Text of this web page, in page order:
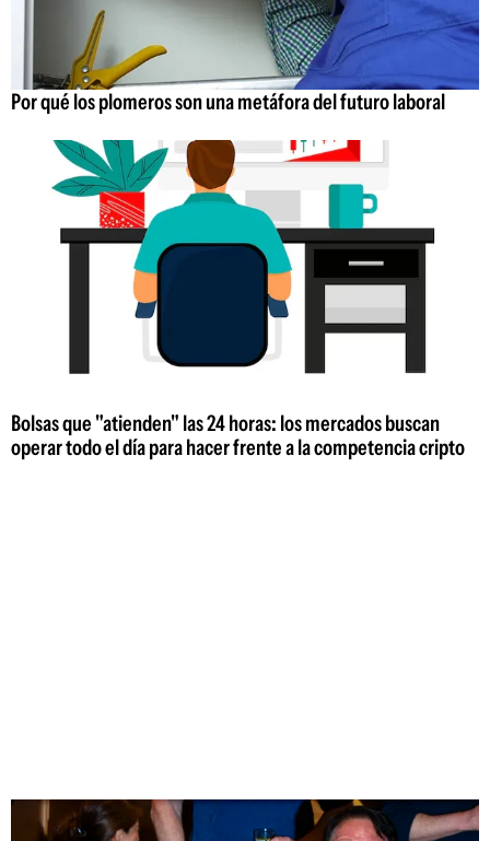
Por qué los plomeros son una metáfora del futuro laboral
Bolsas que "atienden" las 24 horas: los mercados buscan
operar todo el día para hacer frente a la competencia cripto